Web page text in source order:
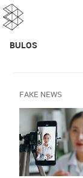
BULOS
FAKE NEWS